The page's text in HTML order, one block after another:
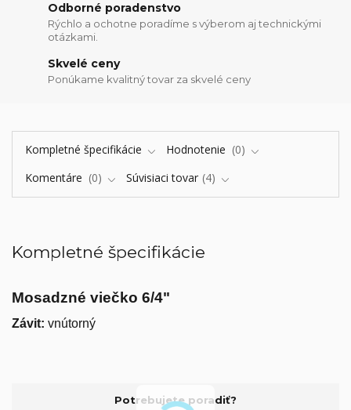
Odborné poradenstvo
Rýchlo a ochotne poradíme s výberom aj technickými
otázkami.
Skvelé ceny
Ponúkame kvalitný tovar za skvelé ceny
Kompletné špecifikácie Hodnotenie
0
Komentáre
0 Súvisiaci tovar 4
Kompletné špecifikácie
Mosadzné viečko 6/4"
Závit: vnútorný
Potrebujete poradiť?